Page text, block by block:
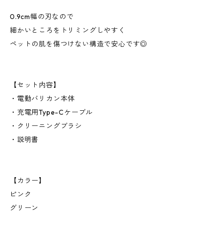
0.9cm幅の刃なので
細かいところをトリミングしやすく
ペットの肌を傷つけない構造で安心です◎
【セット内容】
・電動バリカン本体
・充電用Type-Cケーブル
・クリーニングブラシ
・説明書
【カラー】
ピンク
グリーン